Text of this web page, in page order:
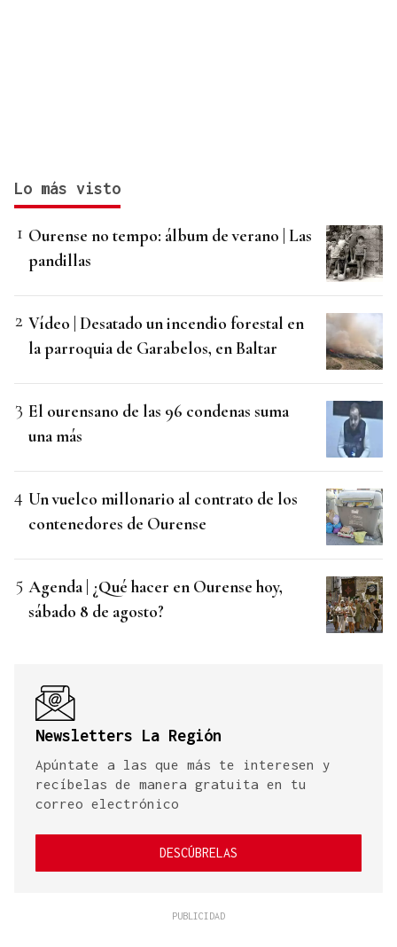
Lo más visto
Ourense no tempo: álbum de verano | Las
pandillas
Vídeo | Desatado un incendio forestal en
la parroquia de Garabelos, en Baltar
El ourensano de las 96 condenas suma
una más
Un vuelco millonario al contrato de los
contenedores de Ourense
Agenda | ¿Qué hacer en Ourense hoy,
sábado 8 de agosto?
Newsletters La Región
Apúntate a las que más te interesen y
recíbelas de manera gratuita en tu
correo electrónico
DESCÚBRELAS